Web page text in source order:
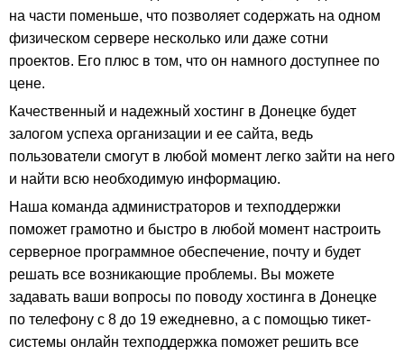
на части поменьше, что позволяет содержать на одном
физическом сервере несколько или даже сотни
проектов. Его плюс в том, что он намного доступнее по
цене.
Качественный и надежный хостинг в Донецке будет
залогом успеха организации и ее сайта, ведь
пользователи смогут в любой момент легко зайти на него
и найти всю необходимую информацию.
Наша команда администраторов и техподдержки
поможет грамотно и быстро в любой момент настроить
серверное программное обеспечение, почту и будет
решать все возникающие проблемы. Вы можете
задавать ваши вопросы по поводу хостинга в Донецке
по телефону с 8 до 19 ежедневно, а с помощью тикет-
системы онлайн техподдержка поможет решить все